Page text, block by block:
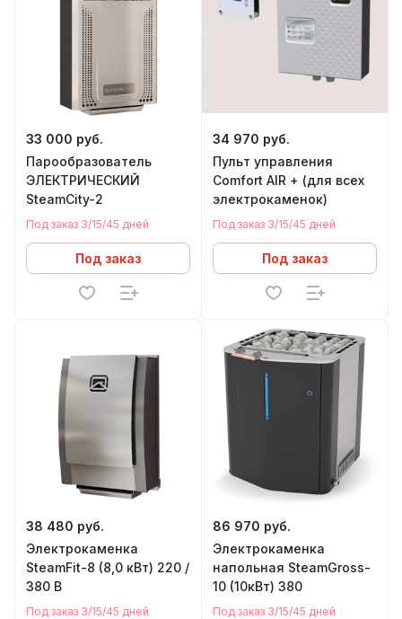
33 000 руб.
Парообразователь
ЭЛЕКТРИЧЕСКИЙ
SteamCity-2
Под заказ 3/15/45 дней
Под заказ
34 970 руб.
Пульт управления
Comfort AIR + (для всех
электрокаменок)
Под заказ 3/15/45 дней
Под заказ
38 480 руб.
Электрокаменка
SteamFit-8 (8,0 кВт) 220 /
380 В
Под заказ 3/15/45 дней
86 970 руб.
Электрокаменка
напольная SteamGross-
10 (10кВт) 380
Под заказ 3/15/45 дней